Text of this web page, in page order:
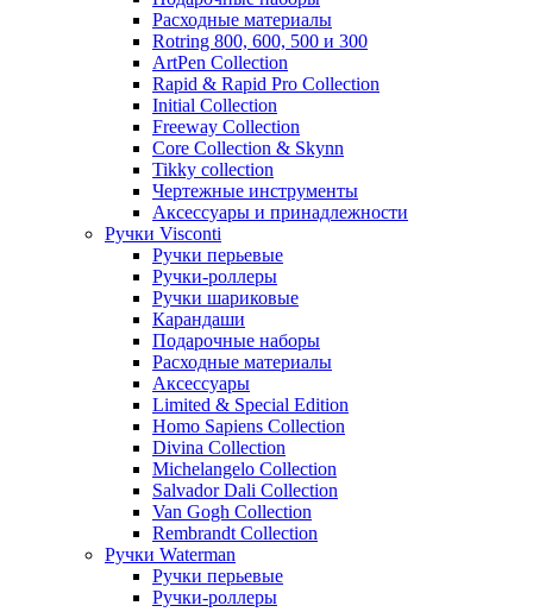
Расходные материалы
Rotring 800, 600, 500 и 300
ArtPen Collection
Rapid & Rapid Pro Collection
Initial Collection
Freeway Collection
Core Collection & Skynn
Tikky collection
Чертежные инструменты
Аксессуары и принадлежности
Ручки Visconti
Ручки перьевые
Ручки-роллеры
Ручки шариковые
Карандаши
Подарочные наборы
Расходные материалы
Аксессуары
Limited & Special Edition
Homo Sapiens Collection
Divina Collection
Michelangelo Collection
Salvador Dali Collection
Van Gogh Collection
Rembrandt Collection
Ручки Waterman
Ручки перьевые
Ручки-роллеры